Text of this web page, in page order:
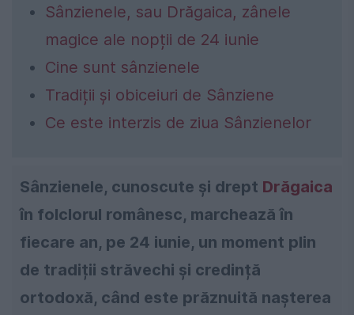
Sânzienele, sau Drăgaica, zânele
magice ale nopții de 24 iunie
Cine sunt sânzienele
Tradiții și obiceiuri de Sânziene
Ce este interzis de ziua Sânzienelor
Sânzienele, cunoscute și drept Drăgaica
în folclorul românesc, marchează în
fiecare an, pe 24 iunie, un moment plin
de tradiții străvechi și credință
ortodoxă, când este prăznuită nașterea